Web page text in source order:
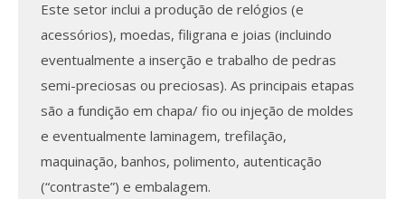
Este setor inclui a produção de relógios (e
acessórios), moedas, filigrana e joias (incluindo
eventualmente a inserção e trabalho de pedras
semi-preciosas ou preciosas). As principais etapas
são a fundição em chapa/ fio ou injeção de moldes
e eventualmente laminagem, trefilação,
maquinação, banhos, polimento, autenticação
(“contraste”) e embalagem.